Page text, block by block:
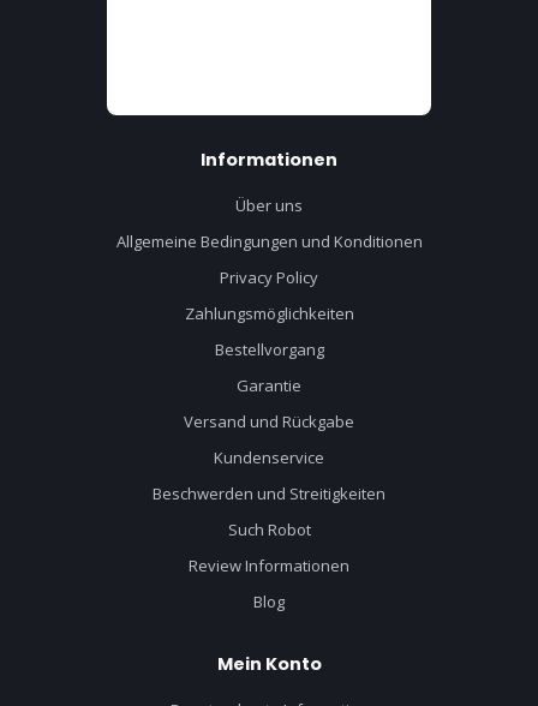
Informationen
Über uns
Allgemeine Bedingungen und Konditionen
Privacy Policy
Zahlungsmöglichkeiten
Bestellvorgang
Garantie
Versand und Rückgabe
Kundenservice
Beschwerden und Streitigkeiten
Such Robot
Review Informationen
Blog
Mein Konto